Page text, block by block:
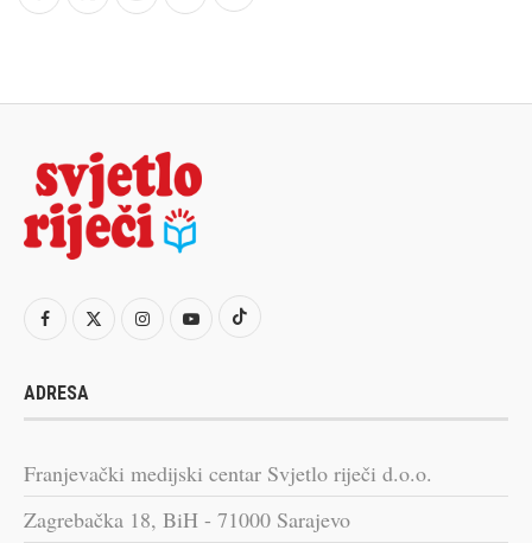
ADRESA
Franjevački medijski centar Svjetlo riječi d.o.o.
Zagrebačka 18, BiH - 71000 Sarajevo